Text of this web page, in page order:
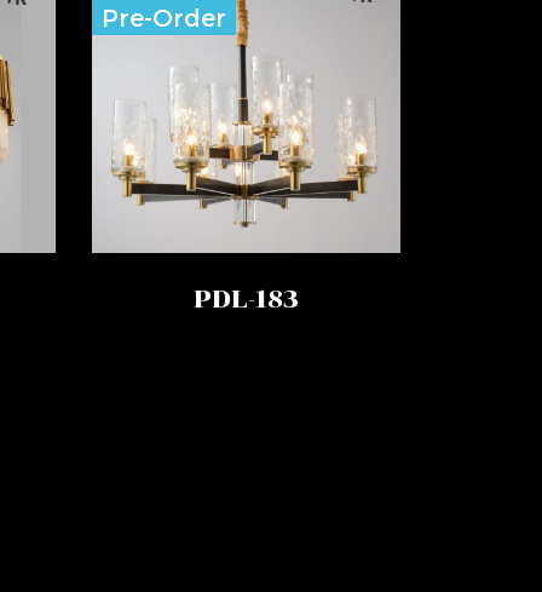
Pre-Order
PDL-183